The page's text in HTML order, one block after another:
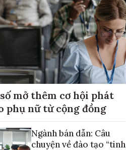
mở thêm cơ hội phát
phụ nữ từ cộng đồng
Ngành bán dẫn: Câu
chuyện về đào tạo “tinh